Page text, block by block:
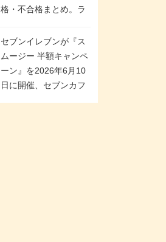
格・不合格まとめ。ラ
合格「金のハンバー
グ」。満場一致合格数
は6商品、合格数は2商
品。TVerでの見逃し配
セブンイレブンが『ス
ムージー 半額キャンペ
ーン』を2026年6月10
日に開催、セブンカフ